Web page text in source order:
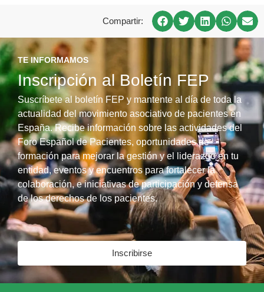
Compartir:
TE INFORMAMOS
Inscripción al Boletín FEP
Suscríbete al boletín FEP y mantente al día de toda la
actualidad del movimiento asociativo de pacientes en
España. Recibe información sobre las actividades del
Foro Español de Pacientes, oportunidades de
formación para mejorar la gestión y el liderazgo en tu
entidad, eventos y encuentros para fortalecer la
colaboración, e iniciativas de participación y defensa
de los derechos de los pacientes.
Inscribirse